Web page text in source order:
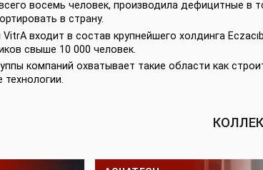
VitrA Global началась с маленькой
всего восемь человек, производила
в страну.
VitrA входит в состав крупнейшего
свыше 10 000 человек.